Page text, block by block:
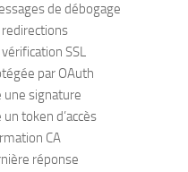
de débogage
SSL
par OAuth
une signature
token d’accès
CA
réponse